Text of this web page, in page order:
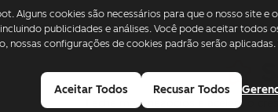
Alguns cookies são necessários para que o nosso site
publicidades e análises. Você pode aceitar
nossas configurações de cookies padrão serão
Aceitar Todos Recusar Todos
Feche mais negócios e acelere o